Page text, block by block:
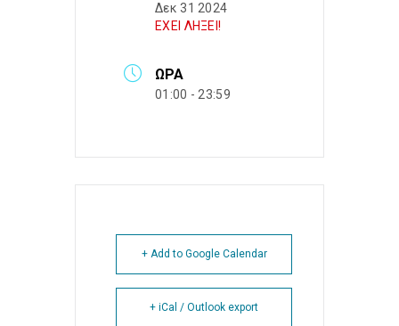
Δεκ 31 2024
ΕΧΕΙ ΛΗΞΕΙ!
ΏΡΑ
01:00 - 23:59
+ Add to Google Calendar
+ iCal / Outlook export